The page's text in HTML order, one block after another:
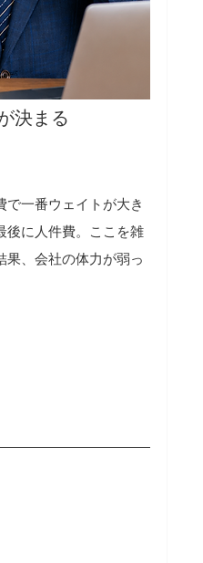
決まる
一番ウェイトが大き
後に人件費。ここを雑
果、会社の体力が弱っ